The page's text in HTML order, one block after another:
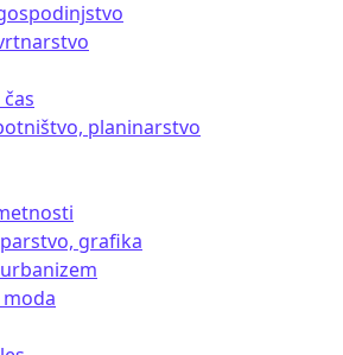
planinarstvo
grafika